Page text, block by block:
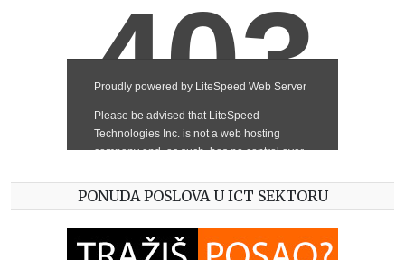
PONUDA POSLOVA U ICT SEKTORU